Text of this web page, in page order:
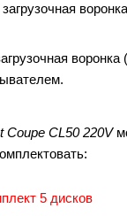
CL50 220V
5 дисков